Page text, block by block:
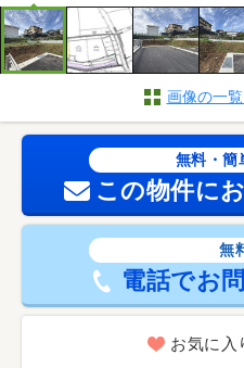
画像の一覧
無料・簡
この物件に
無
電話でお
お気に入